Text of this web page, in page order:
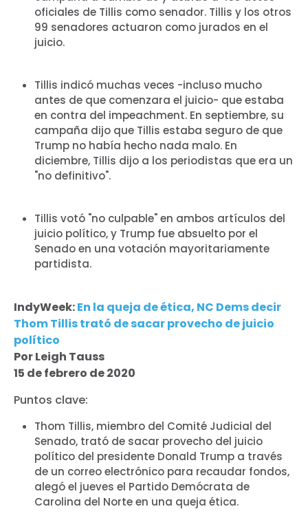
Inicio
oficiales de Tillis como senador. Tillis y los otros
99 senadores actuaron como jurados en el
juicio.
Tillis indicó muchas veces -incluso mucho
antes de que comenzara el juicio- que estaba
en contra del impeachment. En septiembre, su
campaña dijo que Tillis estaba seguro de que
Trump no había hecho nada malo. En
diciembre, Tillis dijo a los periodistas que era un
"no definitivo".
Tillis votó "no culpable" en ambos artículos del
juicio político, y Trump fue absuelto por el
Senado en una votación mayoritariamente
partidista.
IndyWeek:En la queja de ética, NC Dems decir
Thom Tillis trató de sacar provecho de juicio
político
Por Leigh Tauss
15 de febrero de 2020
Puntos clave:
Thom Tillis, miembro del Comité Judicial del
Senado, trató de sacar provecho del juicio
político del presidente Donald Trump a través
de un correo electrónico para recaudar fondos,
alegó el jueves el Partido Demócrata de
Carolina del Norte en una queja ética.